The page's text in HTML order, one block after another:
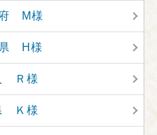
M様
県 H様
Ｒ様
Ｋ様